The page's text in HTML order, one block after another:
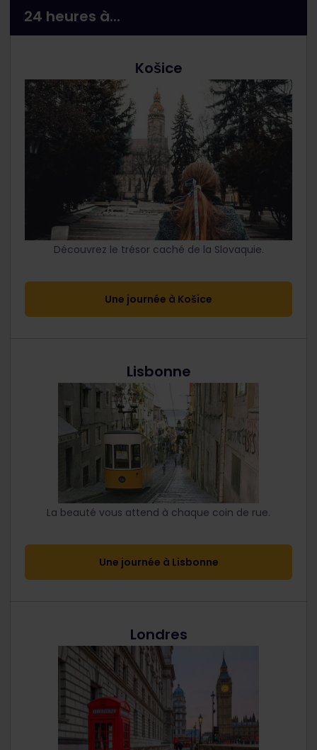
24 heures à...
Košice
Découvrez le trésor caché de la Slovaquie.
Une journée à Košice
Lisbonne
La beauté vous attend à chaque coin de rue.
Une journée à Lisbonne
Londres